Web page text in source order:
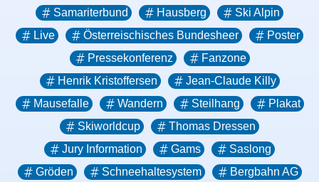
Samariterbund
Hausberg
Ski Alpin
Live
Österreischisches Bundesheer
Poster
Pressekonferenz
Fanzone
Henrik Kristoffersen
Jean-Claude Killy
Mausefalle
Wandern Steilhang
Plakat
Skiworldcup
Thomas Dressen
Jury Information
Gams
Saslong
Gröden
Schneehaltesystem Bergbahn AG